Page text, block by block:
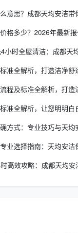
班族家庭来说，每周
每2-3个月换季安排
这是最经济且高效的
表格带来的房屋“质
。日常保洁靠人手也
不能光凭“肉眼看个大
洁收尾时，天均安洁
个“自检+交验”的动作
客厅，透过侧光扫视
灰尘基础清理后还会
准全解析，让您明明白